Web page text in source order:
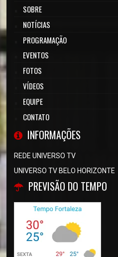
SOBRE
NOTÍCIAS
PROGRAMAÇÃO
EVENTOS
FOTOS
VÍDEOS
EQUIPE
CONTATO
INFORMAÇÕES
REDE UNIVERSO TV
UNIVERSO TV BELO HORIZONTE
PREVISÃO DO TEMPO